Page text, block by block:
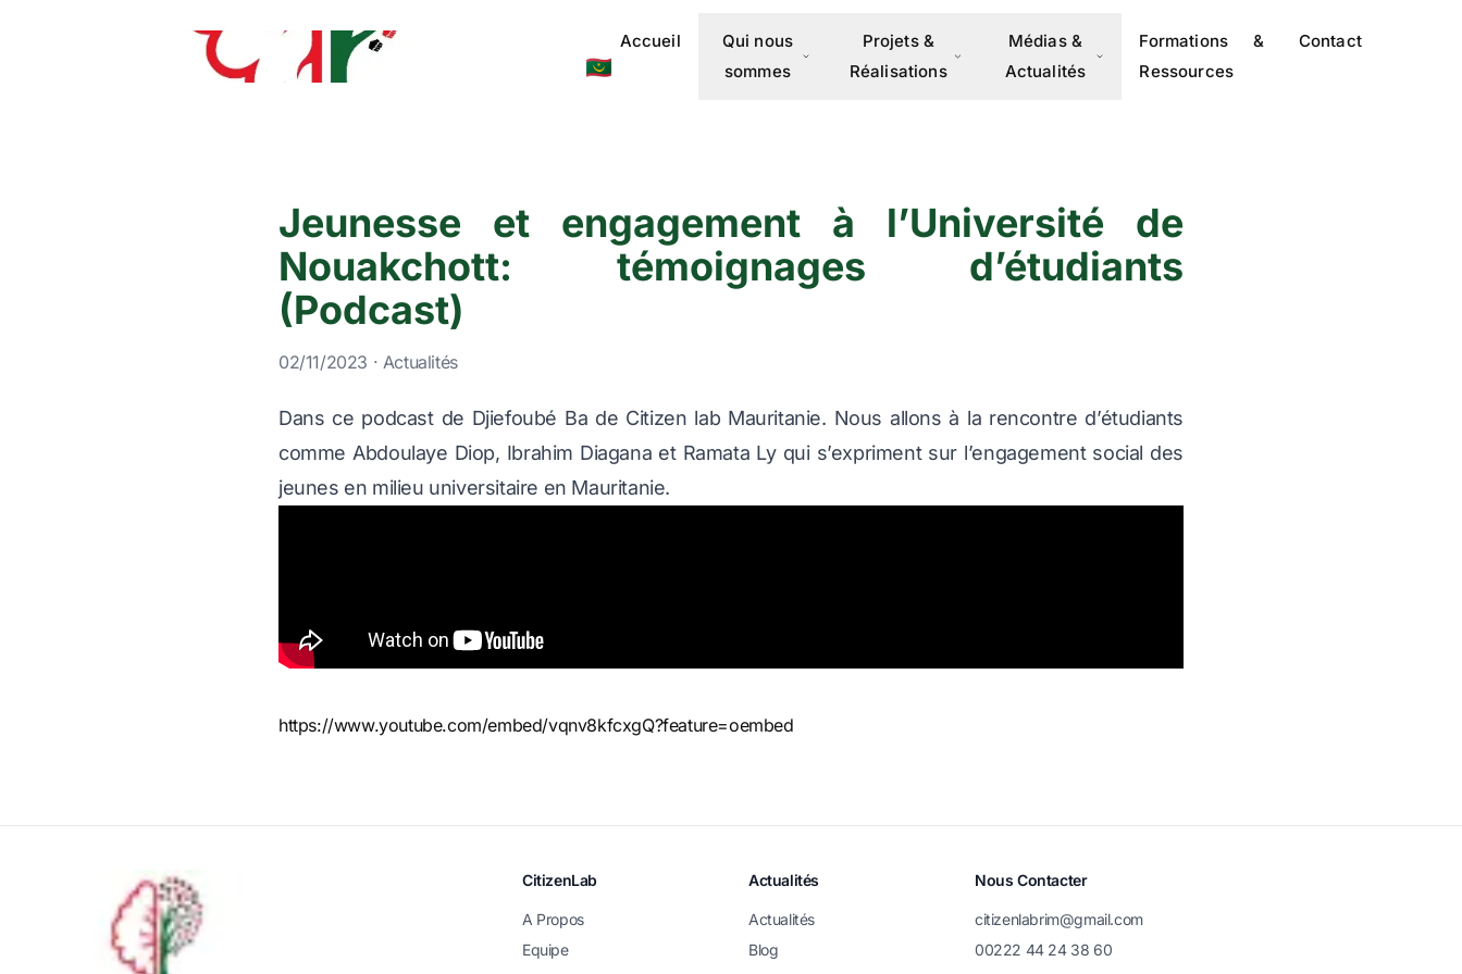
🇲🇷
Accueil
Qui nous
sommes
Projets &
Réalisations
Médias &
Actualités
Formations &
Ressources
Contact
Jeunesse et engagement à l’Université de
Nouakchott: témoignages d’étudiants
(Podcast)
02/11/2023 · Actualités
Dans ce podcast de Djiefoubé Ba de Citizen lab Mauritanie. Nous allons à la rencontre d’étudiants
comme Abdoulaye Diop, Ibrahim Diagana et Ramata Ly qui s’expriment sur l’engagement social des
jeunes en milieu universitaire en Mauritanie.
https://www.youtube.com/embed/vqnv8kfcxgQ?feature=oembed
CitizenLab
A Propos
Equipe
Actualités
Actualités
Blog
Nous Contacter
citizenlabrim@gmail.com
00222 44 24 38 60